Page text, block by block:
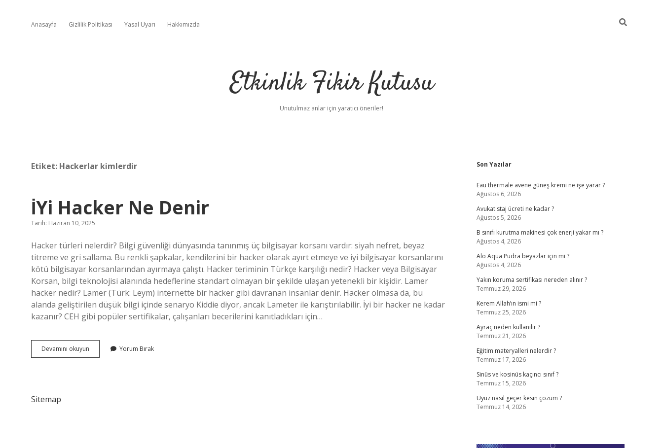
Anasayfa Gizlilik Politikası Yasal Uyarı Hakkımızda
Etkinlik Fikir Kutusu
Unutulmaz anlar için yaratıcı öneriler!
Etiket: Hackerlar kimlerdir
İYi Hacker Ne Denir
Tarih: Haziran 10, 2025
Hacker türleri nelerdir? Bilgi güvenliği dünyasında tanınmış üç bilgisayar korsanı vardır: siyah nefret, beyaz
titreme ve gri sallama. Bu renkli şapkalar, kendilerini bir hacker olarak ayırt etmeye ve iyi bilgisayar korsanlarını
kötü bilgisayar korsanlarından ayırmaya çalıştı. Hacker teriminin Türkçe karşılığı nedir? Hacker veya Bilgisayar
Korsan, bilgi teknolojisi alanında hedeflerine standart olmayan bir şekilde ulaşan yetenekli bir kişidir. Lamer
hacker nedir? Lamer (Türk: Leym) internette bir hacker gibi davranan insanlar denir. Hacker olmasa da, bu
alanda geliştirilen düşük bilgi içinde senaryo Kiddie diyor, ancak Lameter ile karıştırılabilir. İyi bir hacker ne kadar
kazanır? CEH gibi popüler sertifikalar, çalışanları becerilerini kanıtladıkları için…
Devamını okuyun
Hacker
Yorum Bırak
Sitemap
Sidebar
Son Yazılar
Eau thermale avene güneş kremi ne işe yarar ?
Ağustos 6, 2026
Avukat staj ücreti ne kadar ?
Ağustos 5, 2026
B sınıfı kurutma makinesi çok enerji yakar mı ?
Ağustos 4, 2026
Alo Aqua Pudra beyazlar için mi ?
Ağustos 4, 2026
Yakın koruma sertifikası nereden alınır ?
Temmuz 29, 2026
Kerem Allah’ın ismi mi ?
Temmuz 25, 2026
Ayraç neden kullanılır ?
Temmuz 21, 2026
Eğitim materyalleri nelerdir ?
Temmuz 17, 2026
Sinüs ve kosinüs kaçıncı sınıf ?
Temmuz 15, 2026
Uyuz nasıl geçer kesin çözüm ?
Temmuz 14, 2026